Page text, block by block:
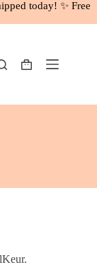
today! ✨ Free
Shopping